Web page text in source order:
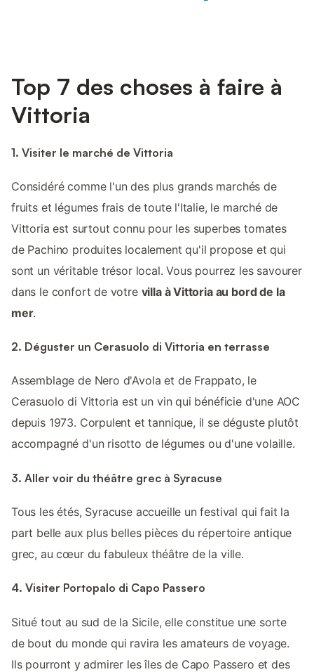
Top 7 des choses à faire à
Vittoria
1. Visiter le marché de Vittoria
Considéré comme l'un des plus grands marchés de
fruits et légumes frais de toute l'Italie, le marché de
Vittoria est surtout connu pour les superbes tomates
de Pachino produites localement qu'il propose et qui
sont un véritable trésor local. Vous pourrez les savourer
dans le confort de votre villa à Vittoria au bord de la
mer.
2. Déguster un Cerasuolo di Vittoria en terrasse
Assemblage de Nero d'Avola et de Frappato, le
Cerasuolo di Vittoria est un vin qui bénéficie d'une AOC
depuis 1973. Corpulent et tannique, il se déguste plutôt
accompagné d'un risotto de légumes ou d'une volaille.
3. Aller voir du théâtre grec à Syracuse
Tous les étés, Syracuse accueille un festival qui fait la
part belle aux plus belles pièces du répertoire antique
grec, au cœur du fabuleux théâtre de la ville.
4. Visiter Portopalo di Capo Passero
Situé tout au sud de la Sicile, elle constitue une sorte
de bout du monde qui ravira les amateurs de voyage.
Ils pourront y admirer les îles de Capo Passero et des